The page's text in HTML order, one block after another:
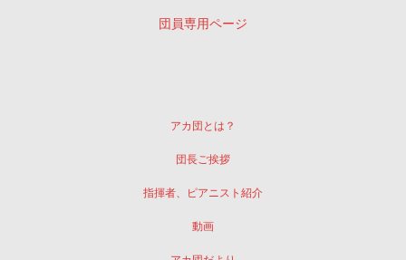
団員専用ページ
アカ団とは？
団長ご挨拶
指揮者、ピアニスト紹介
動画